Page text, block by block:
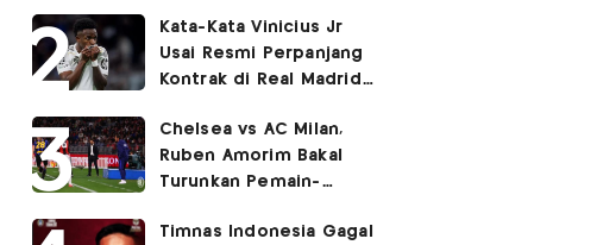
Piala AFF 2026
Kata-Kata Vinicius Jr
Usai Resmi Perpanjang
Kontrak di Real Madrid
Chelsea vs AC Milan,
Ruben Amorim Bakal
Turunkan Pemain-
Timnas Indonesia Gagal